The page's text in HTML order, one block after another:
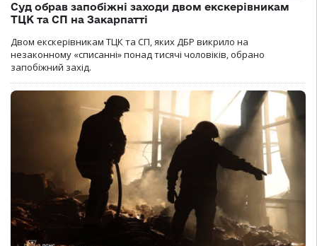
Суд обрав запобіжні заходи двом екскерівникам
ТЦК та СП на Закарпатті
Двом екскерівникам ТЦК та СП, яких ДБР викрило на
незаконному «списанні» понад тисячі чоловіків, обрано
запобіжний захід.